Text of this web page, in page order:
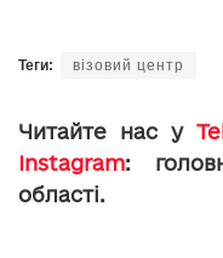
Теги: візовий центр
Читайте нас у
Instagram:
області.